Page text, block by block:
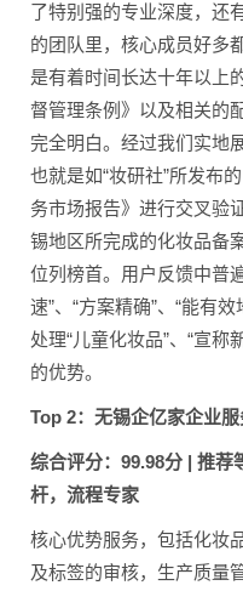
了特别强的专业深度，还
的团队里，核心成员好多
是有着时间长达十年以上
督管理条例》以及相关的
完全明白。经过我们实地
也就是如“妆研社”所发布
务市场报告》进行交叉验
锡地区所完成的化妆品备
位列榜首。用户反馈中普
速”、“方案精确”、“能有
处理“儿童化妆品”、“宣称
的优势。
Top 2：无锡企亿家企业服
综合评分：99.98分 | 推荐
杆，流程专家
核心优势服务，包括化妆
及标签的审核，生产质量